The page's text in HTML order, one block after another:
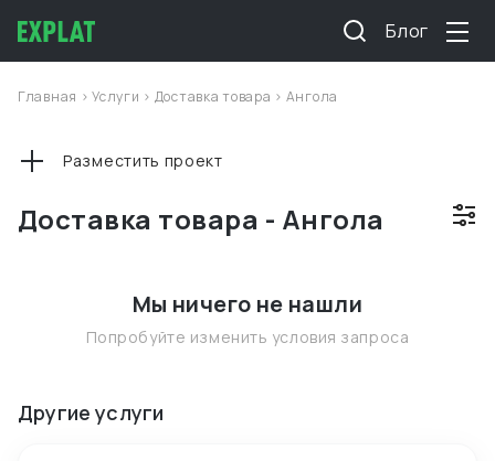
Блог
Главная >Услуги > Доставка товара > Ангола
Доставка товара - Ангола
Разместить проект
Мы ничего не нашли
Попробуйте изменить условия запроса
Другие услуги